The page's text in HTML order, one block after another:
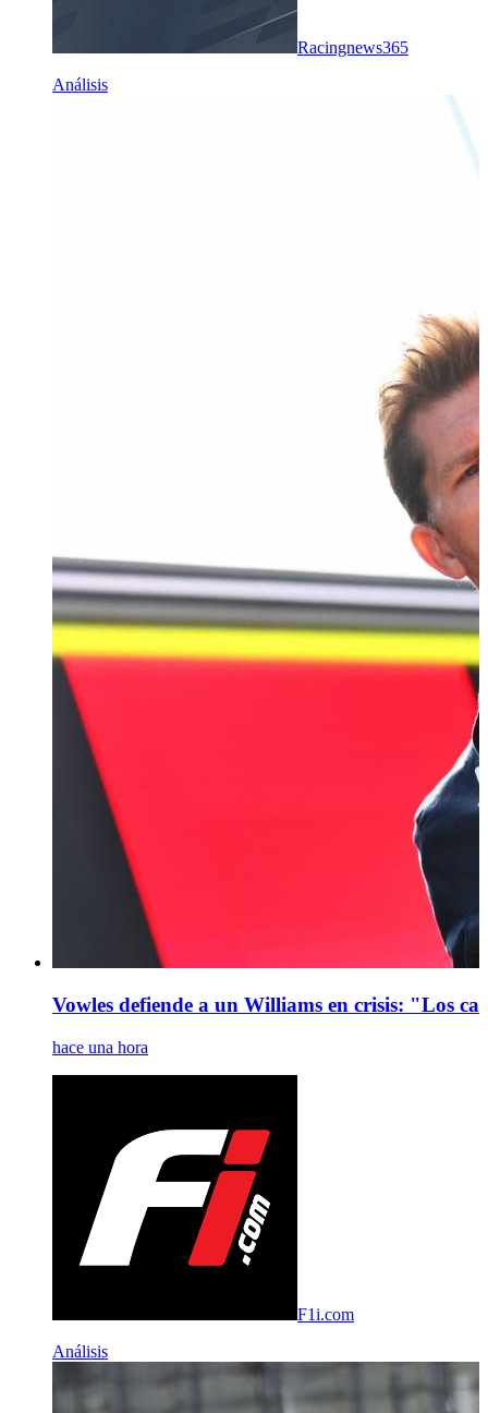
Racingnews365
Análisis
Vowles defiende a un Williams en crisis: "Los
hace una hora
F1i.com
Análisis